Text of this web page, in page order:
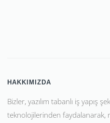
HAKKIMIZDA
Bizler, yazılım tabanlı iş yapış
teknolojilerinden faydalanarak,